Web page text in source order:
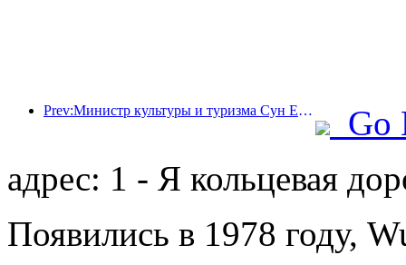
Prev:Министр культуры и туризма Сун Ели: Содействовать созданию мощного туристического центра и расширению предложения высококачественных туристических продуктов.
Go
адрес: 1 - Я кольцевая
Появились в 1978 году,